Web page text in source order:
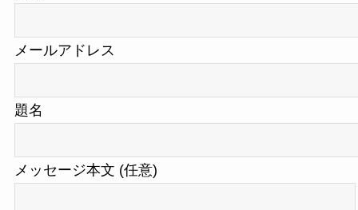
メールアドレス
題名
メッセージ本文 (任意)